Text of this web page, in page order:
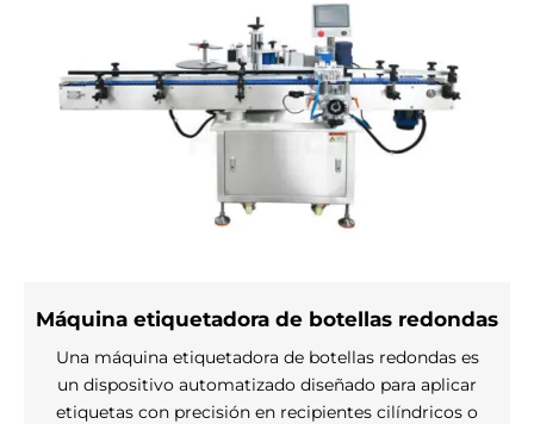
Máquina etiquetadora de botellas redondas
Una máquina etiquetadora de botellas redondas es
un dispositivo automatizado diseñado para aplicar
etiquetas con precisión en recipientes cilíndricos o